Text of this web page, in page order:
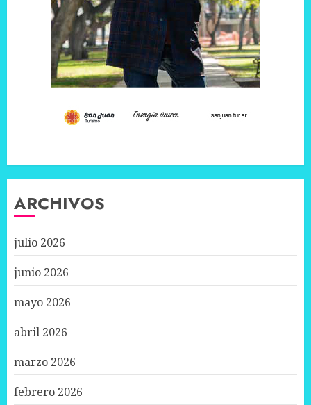
ARCHIVOS
julio 2026
junio 2026
mayo 2026
abril 2026
marzo 2026
febrero 2026